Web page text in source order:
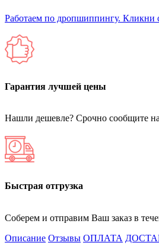
Работаем по дропшиппингу. Кликни
Гарантия лучшей цены
Нашли дешевле? Срочно сообщите
Быстрая отгрузка
Соберем и отправим Ваш заказ в
Описание Отзывы ОПЛАТА